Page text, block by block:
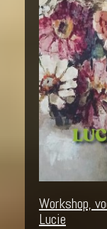
Workshop,
Lucie